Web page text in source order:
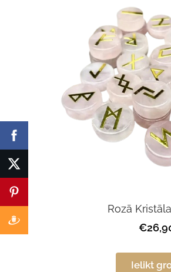
Rozā
Ielikt